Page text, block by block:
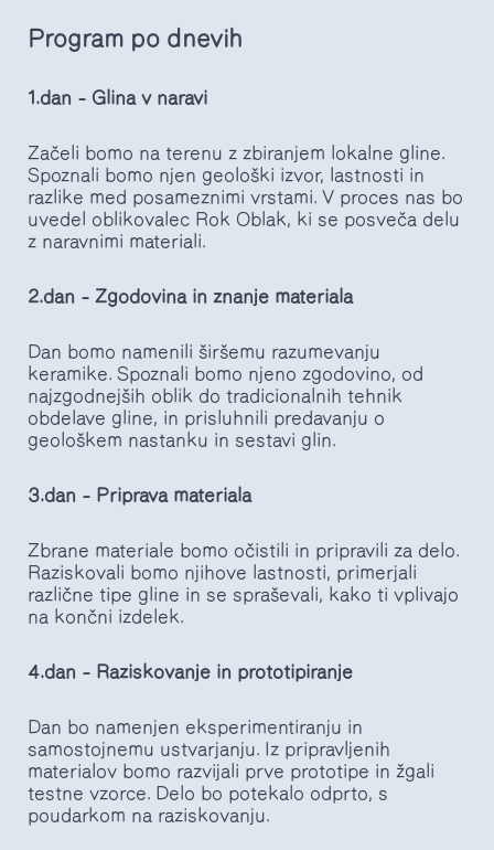
Program po dnevih
1.dan – Glina v naravi
Začeli bomo na terenu z zbiranjem lokalne gline.
Spoznali bomo njen geološki izvor, lastnosti in
razlike med posameznimi vrstami. V proces nas bo
uvedel oblikovalec Rok Oblak, ki se posveča delu
z naravnimi materiali.
2.dan – Zgodovina in znanje materiala
Dan bomo namenili širšemu razumevanju
keramike. Spoznali bomo njeno zgodovino, od
najzgodnejših oblik do tradicionalnih tehnik
obdelave gline, in prisluhnili predavanju o
geološkem nastanku in sestavi glin.
3.dan – Priprava materiala
Zbrane materiale bomo očistili in pripravili za delo.
Raziskovali bomo njihove lastnosti, primerjali
različne tipe gline in se spraševali, kako ti vplivajo
na končni izdelek.
4.dan – Raziskovanje in prototipiranje
Dan bo namenjen eksperimentiranju in
samostojnemu ustvarjanju. Iz pripravljenih
materialov bomo razvijali prve prototipe in žgali
testne vzorce. Delo bo potekalo odprto, s
poudarkom na raziskovanju.